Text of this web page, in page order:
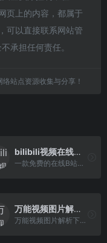
页上的内容，都属于
可以直接联系网站管
承担任何责任。
站点资源收集与分享！
bilibili视频在线解析下载工具
一款免费的在线B站哔哩哔哩bilibili视频解析下载器工具，可以帮助你快速的将喜欢的B站视频下载到本地。
万能视频图片解析下载
万能视频图片解析下载工具，支持从1000+平台一键保存视频和图片，操作简便，完全免费，满足您各类下载需求。